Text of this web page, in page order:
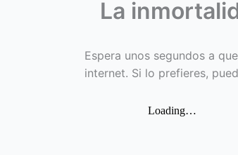
La
Espera unos segundos a
internet. Si lo prefieres,